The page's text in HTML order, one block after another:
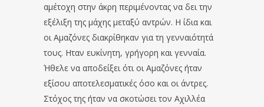
αμέτοχη στην άκρη περιμένοντας να δει την
εξέλιξη της μάχης μεταξύ αντρών. Η ίδια και
οι Αμαζόνες διακρίθηκαν για τη γενναιότητά
τους. Ηταν ευκίνητη, γρήγορη και γενναία.
Ήθελε να αποδείξει ότι οι Αμαζόνες ήταν
εξίσου αποτελεσματικές όσο και οι άντρες.
Στόχος της ήταν να σκοτώσει τον Αχιλλέα